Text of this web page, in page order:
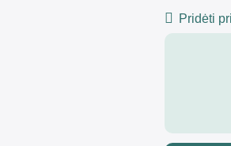
Pridėti